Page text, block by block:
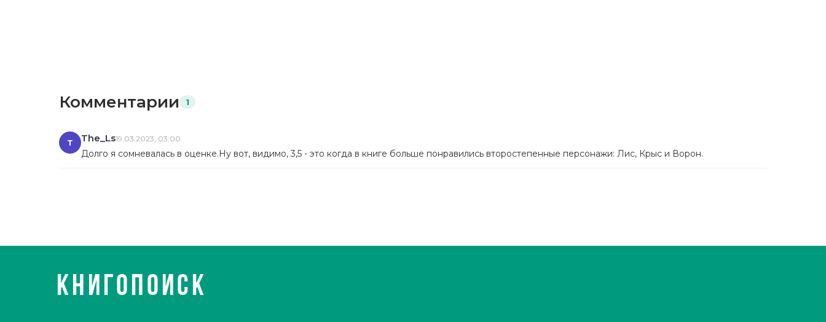
Комментарии 1
T The_Ls19.03.2023, 03:00
Долго я сомневалась в оценке.Ну вот, видимо, 3,5 - это когда в книге больше понравились второстепенные персонажи: Лис, Крыс и Ворон.
КНИГОПОИСК